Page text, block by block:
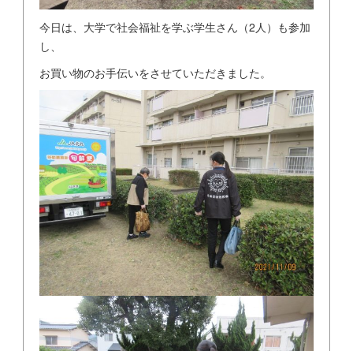
今日は、大学で社会福祉を学ぶ学生さん（2人）も参加
し、
お買い物のお手伝いをさせていただきました。